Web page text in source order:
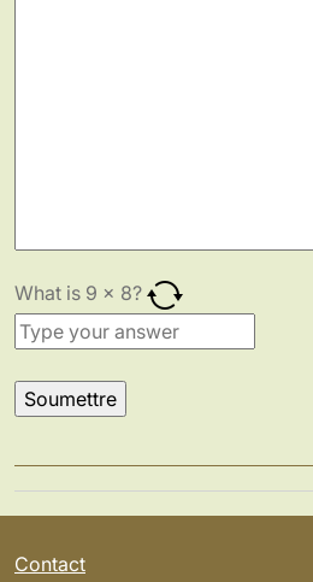
What is 9 x 8?
Contact